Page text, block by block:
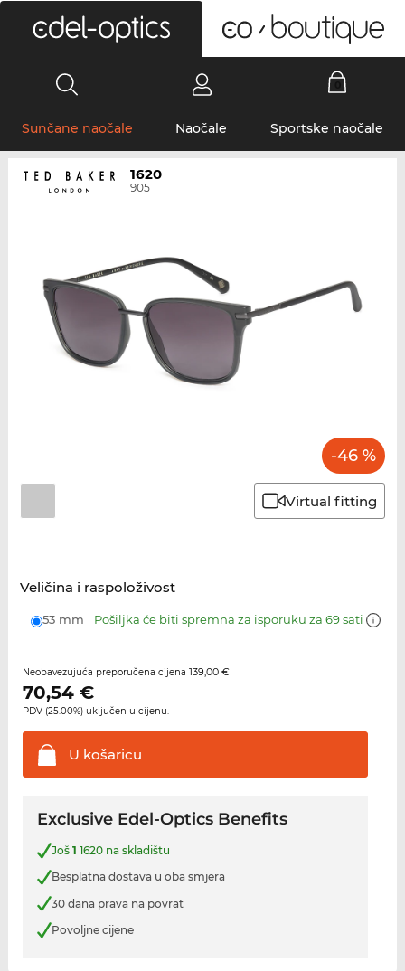
Sunčane naočale Naočale Sportske naočale
1620
905
-46 %
Virtual fitting
Veličina i raspoloživost
53 mm Pošiljka će biti spremna za isporuku za 69 sati
Neobavezujuća preporučena cijena 139,00 €
70,54€
PDV (25.00%) uključen u cijenu.
U košaricu
Exclusive Edel-Optics Benefits
Još 1 1620 na skladištu
Besplatna dostava u oba smjera
30 dana prava na povrat
Povoljne cijene